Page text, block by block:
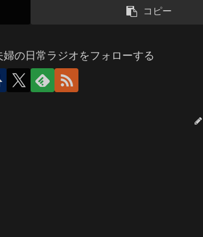
コピー
の日常ラジオをフォローする